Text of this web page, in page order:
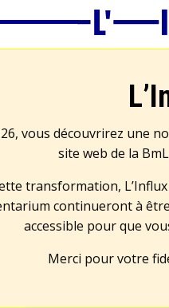
vous découvrirez une
site web de la
transformation,
continueront à
accessible pour que
Merci pour votre